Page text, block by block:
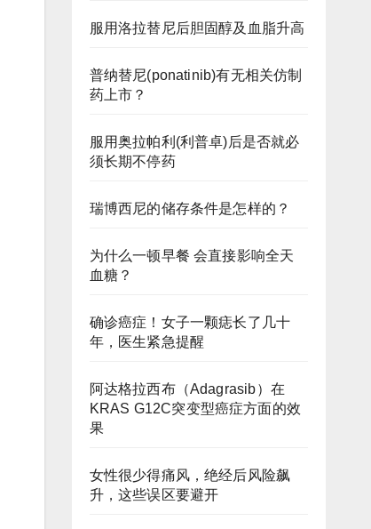
服用洛拉替尼后胆固醇及血脂升高
普纳替尼(ponatinib)有无相关仿制
药上市？
服用奥拉帕利(利普卓)后是否就必
须长期不停药
瑞博西尼的储存条件是怎样的？
为什么一顿早餐 会直接影响全天
血糖？
确诊癌症！女子一颗痣长了几十
年，医生紧急提醒
阿达格拉西布（Adagrasib）在
KRAS G12C突变型癌症方面的效
果
女性很少得痛风，绝经后风险飙
升，这些误区要避开